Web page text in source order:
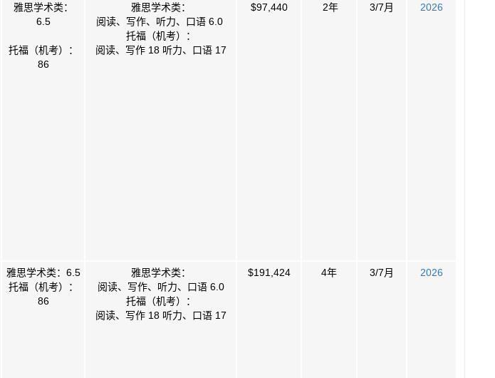
雅思学术类：
6.5
托福（机考）：
86
雅思学术类：
阅读、写作、听力、口语 6.0
托福（机考）：
阅读、写作 18 听力、口语 17
$97,440 2年 3/7月 2026
雅思学术类：6.5
托福（机考）：
86
雅思学术类：
阅读、写作、听力、口语 6.0
托福（机考）：
阅读、写作 18 听力、口语 17
$191,424 4年 3/7月 2026